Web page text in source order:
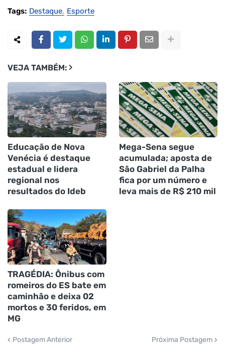
Tags: Destaque Esporte
VEJA TAMBÉM:
Educação de Nova
Venécia é destaque
estadual e lidera
regional nos
resultados do Ideb
Mega-Sena segue
acumulada; aposta de
São Gabriel da Palha
fica por um número e
leva mais de R$ 210 mil
TRAGÉDIA: Ônibus com
romeiros do ES bate em
caminhão e deixa 02
mortos e 30 feridos, em
MG
Postagem Anterior Próxima Postagem